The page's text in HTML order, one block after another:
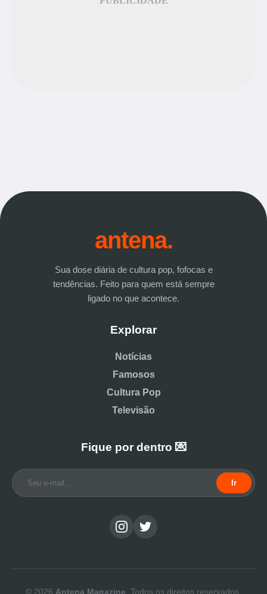
antena.
Sua dose diária de cultura pop, fofocas e
tendências. Feito para quem está sempre
ligado no que acontece.
Explorar
Notícias
Famosos
Cultura Pop
Televisão
Fique por dentro 💌
Ir
© 2026 Antena Magazine . Todos os direitos reservados.